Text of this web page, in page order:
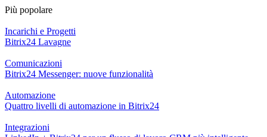
Più popolare
Incarichi e Progetti
Bitrix24 Lavagne
Comunicazioni
Bitrix24 Messenger: nuove funzionalità
Automazione
Quattro livelli di automazione in Bitrix24
Integrazioni